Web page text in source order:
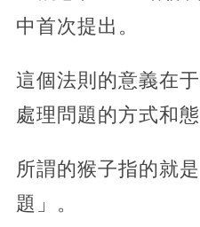
中首次提出。
這個法則的意義在
處理問題的方式和態
所謂的猴子指的就
題」。